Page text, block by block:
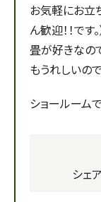
お気軽にお立
ん歓迎！！です。
畳が好きなの
もうれしいので
ショールーム
シェア